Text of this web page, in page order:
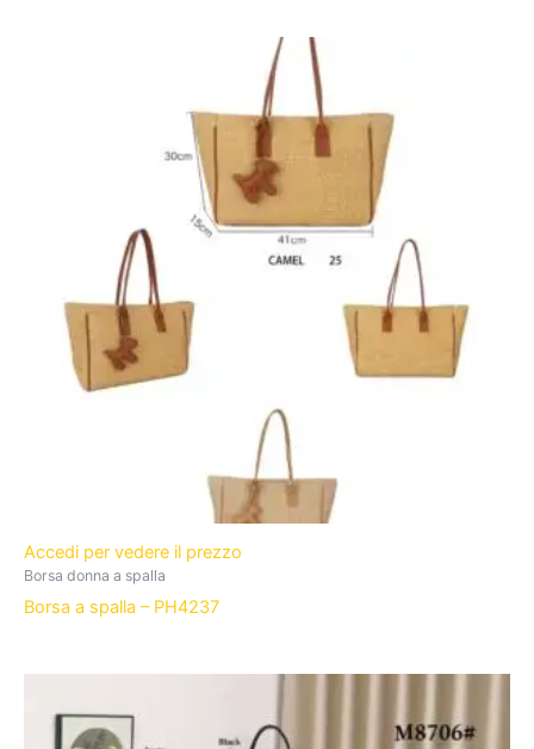
Accedi per vedere il prezzo
Borsa donna a spalla
Borsa a spalla – PH4237